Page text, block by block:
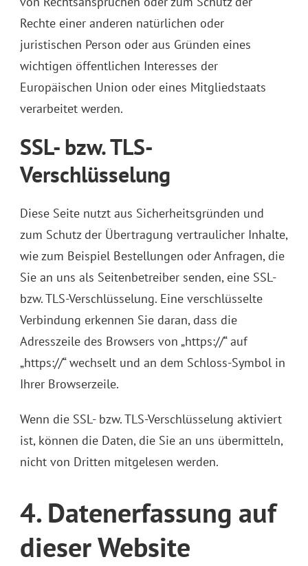
Rechte einer anderen natürlichen oder
juristischen Person oder aus Gründen eines
wichtigen öffentlichen Interesses der
Europäischen Union oder eines Mitgliedstaats
verarbeitet werden.
SSL- bzw. TLS-
Verschlüsselung
Diese Seite nutzt aus Sicherheitsgründen und
zum Schutz der Übertragung vertraulicher Inhalte,
wie zum Beispiel Bestellungen oder Anfragen, die
Sie an uns als Seitenbetreiber senden, eine SSL-
bzw. TLS-Verschlüsselung. Eine verschlüsselte
Verbindung erkennen Sie daran, dass die
Adresszeile des Browsers von „https://“ auf
„https://“ wechselt und an dem Schloss-Symbol in
Ihrer Browserzeile.
Wenn die SSL- bzw. TLS-Verschlüsselung aktiviert
ist, können die Daten, die Sie an uns übermitteln,
nicht von Dritten mitgelesen werden.
4. Datenerfassung auf
dieser Website